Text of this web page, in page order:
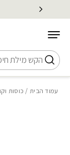
Skip to Content
חיפוש
עמוד הבית / כוסות
בחזרה למעלה